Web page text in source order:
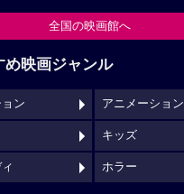
全国の映画館へ
め映画ジャンル
ン アニメーション
キッズ
ホラー